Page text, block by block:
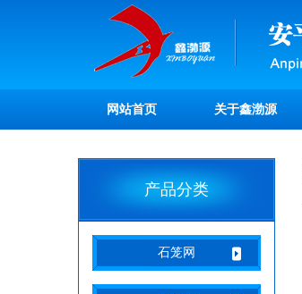
网站首页 关于鑫渤源
产品分类
石笼网